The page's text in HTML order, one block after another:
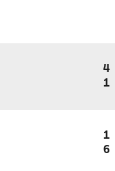
4
1
1
6